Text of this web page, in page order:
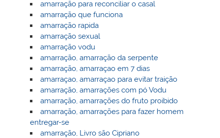
amarração para reconciliar o casal
amarração que funciona
amarração rapida
amarração sexual
amarração vodu
amarração, amarração da serpente
amarração, amarraçao em 7 dias
amarraçao, amarraçao para evitar traição
amarração, amarrações com pó Vodu
amarração, amarrações do fruto proibido
amarração, amarrações para fazer homem
entregar-se
amarração, Livro são Cipriano